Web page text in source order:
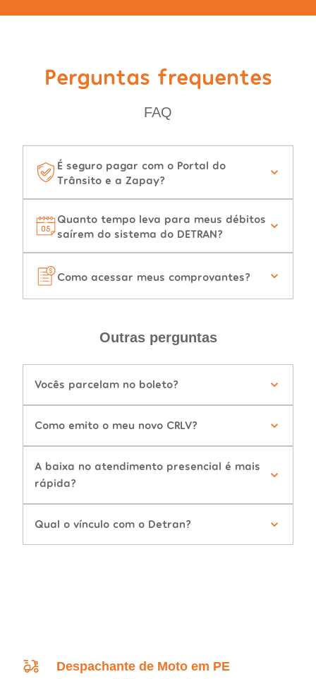
Perguntas frequentes
FAQ
É seguro pagar com o Portal do
Trânsito e a Zapay?
Quanto tempo leva para meus débitos
saírem do sistema do DETRAN?
Como acessar meus comprovantes?
Outras perguntas
Vocês parcelam no boleto?
Como emito o meu novo CRLV?
A baixa no atendimento presencial é mais
rápida?
Qual o vínculo com o Detran?
Despachante de Moto em PE